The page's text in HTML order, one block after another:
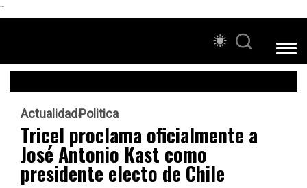
```
ActualidadPolitica
Tricel proclama oficialmente a
José Antonio Kast como
presidente electo de Chile